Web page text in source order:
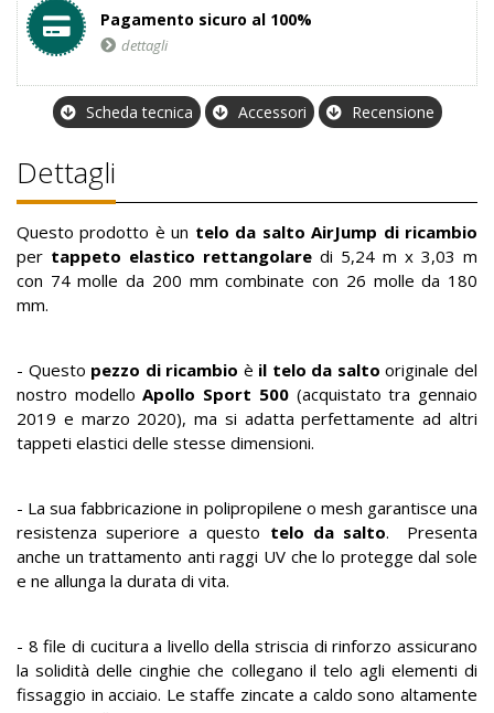
Pagamento sicuro al 100%
dettagli
Scheda tecnica Accessori Recensione
Dettagli
Questo prodotto è un telo da salto AirJump di ricambio
per tappeto elastico rettangolare di 5,24 m x 3,03 m
con 74 molle da 200 mm combinate con 26 molle da 180
mm.
- Questo pezzo di ricambio è il telo da salto originale del
nostro modelloApollo Sport 500(acquistato tra gennaio
2019 e marzo 2020), ma si adatta perfettamente ad altri
tappeti elastici delle stesse dimensioni.
- La sua fabbricazione in polipropilene o mesh garantisce una
resistenza superiore a questo telo da salto. Presenta
anche un trattamento anti raggi UV che lo protegge dal sole
e ne allunga la durata di vita.
- 8 file di cucitura a livello della striscia di rinforzo assicurano
la solidità delle cinghie che collegano il telo agli elementi di
fissaggio in acciaio. Le staffe zincate a caldo sono altamente